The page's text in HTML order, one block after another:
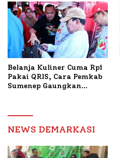
Belanja Kuliner Cuma Rp1
Pakai QRIS, Cara Pemkab
Sumenep Gaungkan
NEWS DEMARKASI